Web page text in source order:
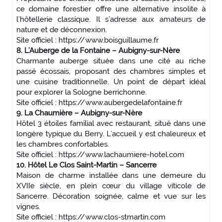
ce domaine forestier offre une alternative insolite à
l’hôtellerie classique. Il s’adresse aux amateurs de
nature et de déconnexion.
Site officiel : https://www.boisguillaume.fr
8. L’Auberge de la Fontaine – Aubigny-sur-Nère
Charmante auberge située dans une cité au riche
passé écossais, proposant des chambres simples et
une cuisine traditionnelle. Un point de départ idéal
pour explorer la Sologne berrichonne.
Site officiel : https://www.aubergedelafontaine.fr
9. La Chaumière – Aubigny-sur-Nère
Hôtel 3 étoiles familial avec restaurant, situé dans une
longère typique du Berry. L’accueil y est chaleureux et
les chambres confortables.
Site officiel : https://www.lachaumiere-hotel.com
10. Hôtel Le Clos Saint-Martin – Sancerre
Maison de charme installée dans une demeure du
XVIIe siècle, en plein cœur du village viticole de
Sancerre. Décoration soignée, calme et vue sur les
vignes.
Site officiel : https://www.clos-stmartin.com